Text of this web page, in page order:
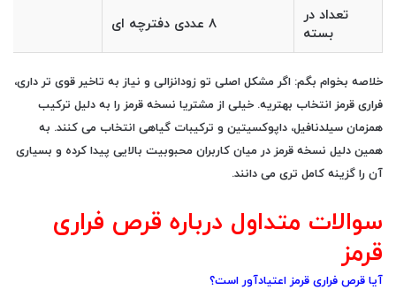
تعداد در
بسته
۸ عددی دفترچه ای
خلاصه بخوام بگم: اگر مشکل اصلی تو زودانزالی و نیاز به تاخیر قوی تر داری،
فراری قرمز انتخاب بهتریه. خیلی از مشتریا نسخه قرمز را به دلیل ترکیب
همزمان سیلدنافیل، داپوکسیتین و ترکیبات گیاهی انتخاب می کنند. به
همین دلیل نسخه قرمز در میان کاربران محبوبیت بالایی پیدا کرده و بسیاری
آن را گزینه کامل تری می دانند.
سوالات متداول درباره قرص فراری
قرمز
آیا قرص فراری قرمز اعتیادآور است؟